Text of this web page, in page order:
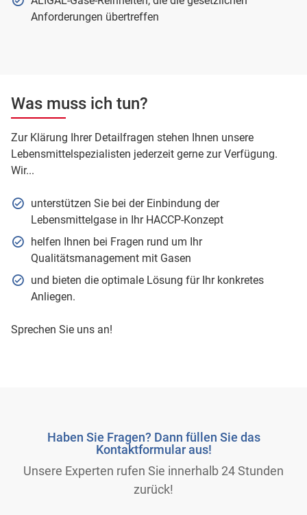
Anforderungen übertreffen
Was muss ich tun?
Zur Klärung Ihrer Detailfragen stehen Ihnen unsere
Lebensmittelspezialisten jederzeit gerne zur Verfügung.
Wir...
unterstützen Sie bei der Einbindung der
Lebensmittelgase in Ihr HACCP-Konzept
helfen Ihnen bei Fragen rund um Ihr
Qualitätsmanagement mit Gasen
und bieten die optimale Lösung für Ihr konkretes
Anliegen.
Sprechen Sie uns an!
Haben Sie Fragen? Dann füllen Sie das
Kontaktformular aus!
Unsere Experten rufen Sie innerhalb 24 Stunden
zurück!